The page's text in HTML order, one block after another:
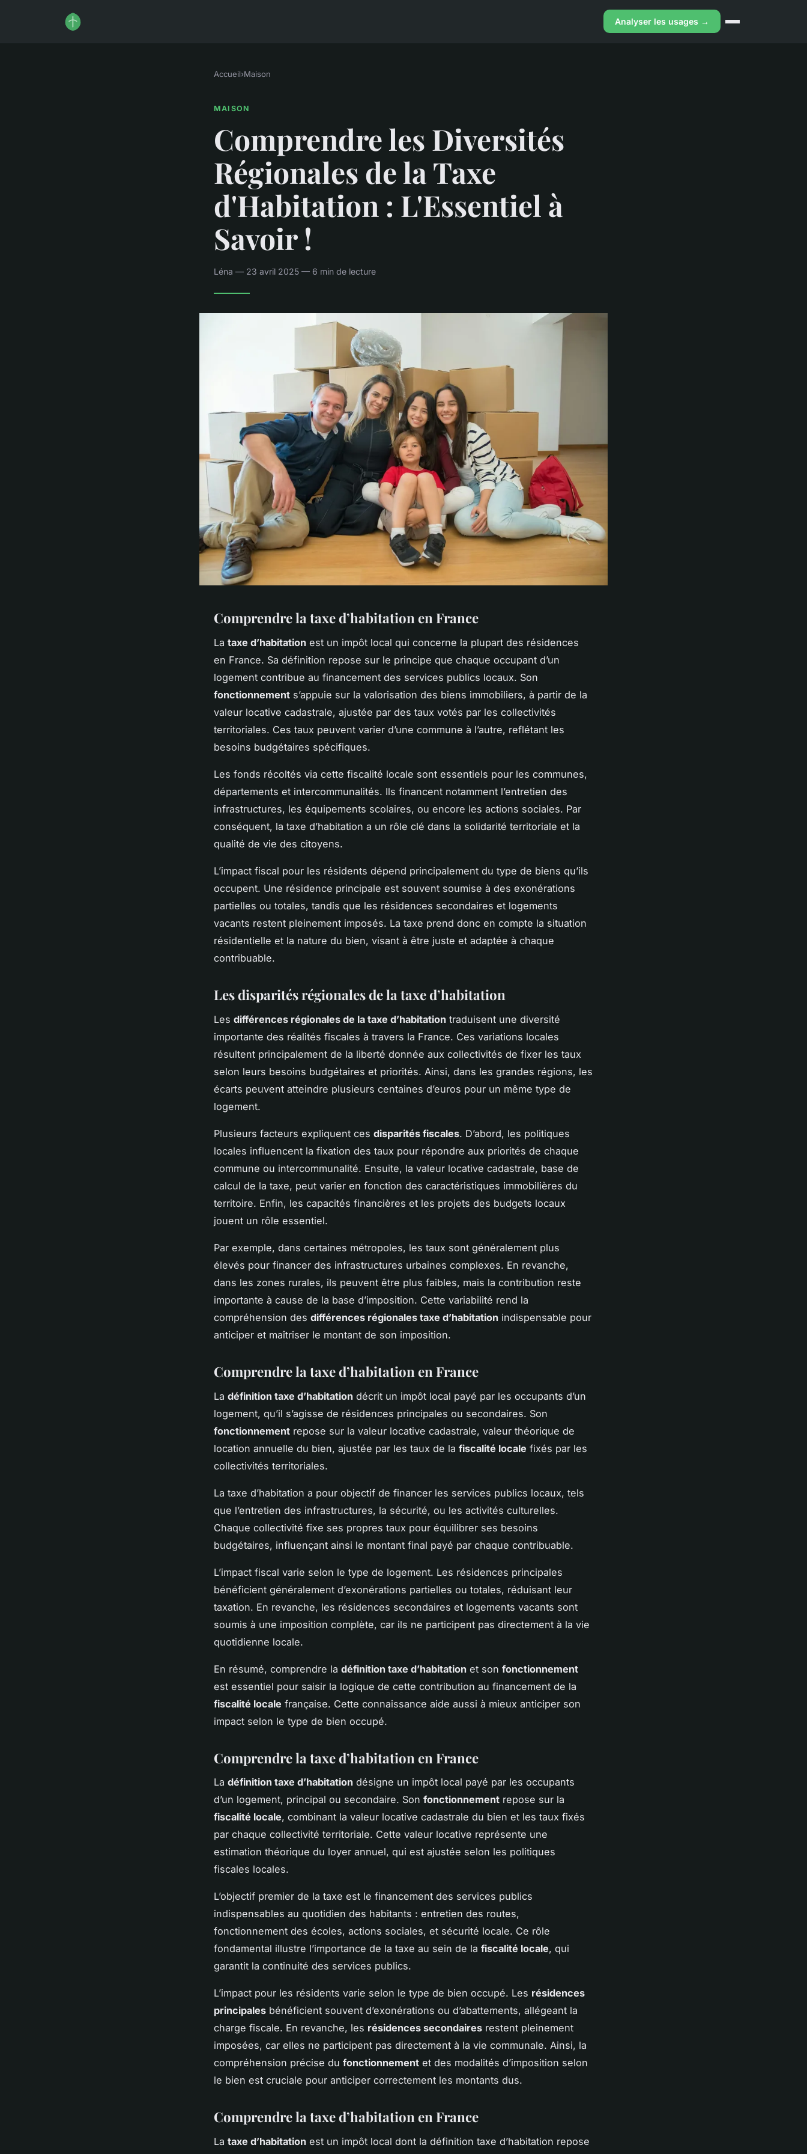
Analyser les usages →
Accueil›Maison
MAISON
Comprendre les Diversités
Régionales de la Taxe
d'Habitation : L'Essentiel à
Savoir !
Léna — 23 avril 2025 — 6 min de lecture
Comprendre la taxe d’habitation en France
La taxe d’habitation est un impôt local qui concerne la plupart des résidences
en France. Sa définition repose sur le principe que chaque occupant d’un
logement contribue au financement des services publics locaux. Son
fonctionnement s’appuie sur la valorisation des biens immobiliers, à partir de la
valeur locative cadastrale, ajustée par des taux votés par les collectivités
territoriales. Ces taux peuvent varier d’une commune à l’autre, reflétant les
besoins budgétaires spécifiques.
Les fonds récoltés via cette fiscalité locale sont essentiels pour les communes,
départements et intercommunalités. Ils financent notamment l’entretien des
infrastructures, les équipements scolaires, ou encore les actions sociales. Par
conséquent, la taxe d’habitation a un rôle clé dans la solidarité territoriale et la
qualité de vie des citoyens.
L’impact fiscal pour les résidents dépend principalement du type de biens qu’ils
occupent. Une résidence principale est souvent soumise à des exonérations
partielles ou totales, tandis que les résidences secondaires et logements
vacants restent pleinement imposés. La taxe prend donc en compte la situation
résidentielle et la nature du bien, visant à être juste et adaptée à chaque
contribuable.
Les disparités régionales de la taxe d’habitation
Les différences régionales de la taxe d’habitation traduisent une diversité
importante des réalités fiscales à travers la France. Ces variations locales
résultent principalement de la liberté donnée aux collectivités de fixer les taux
selon leurs besoins budgétaires et priorités. Ainsi, dans les grandes régions, les
écarts peuvent atteindre plusieurs centaines d’euros pour un même type de
logement.
Plusieurs facteurs expliquent ces disparités fiscales. D’abord, les politiques
locales influencent la fixation des taux pour répondre aux priorités de chaque
commune ou intercommunalité. Ensuite, la valeur locative cadastrale, base de
calcul de la taxe, peut varier en fonction des caractéristiques immobilières du
territoire. Enfin, les capacités financières et les projets des budgets locaux
jouent un rôle essentiel.
Par exemple, dans certaines métropoles, les taux sont généralement plus
élevés pour financer des infrastructures urbaines complexes. En revanche,
dans les zones rurales, ils peuvent être plus faibles, mais la contribution reste
importante à cause de la base d’imposition. Cette variabilité rend la
compréhension des différences régionales taxe d’habitation indispensable pour
anticiper et maîtriser le montant de son imposition.
Comprendre la taxe d’habitation en France
La définition taxe d’habitation décrit un impôt local payé par les occupants d’un
logement, qu’il s’agisse de résidences principales ou secondaires. Son
fonctionnement repose sur la valeur locative cadastrale, valeur théorique de
location annuelle du bien, ajustée par les taux de la fiscalité locale fixés par les
collectivités territoriales.
La taxe d’habitation a pour objectif de financer les services publics locaux, tels
que l’entretien des infrastructures, la sécurité, ou les activités culturelles.
Chaque collectivité fixe ses propres taux pour équilibrer ses besoins
budgétaires, influençant ainsi le montant final payé par chaque contribuable.
L’impact fiscal varie selon le type de logement. Les résidences principales
bénéficient généralement d’exonérations partielles ou totales, réduisant leur
taxation. En revanche, les résidences secondaires et logements vacants sont
soumis à une imposition complète, car ils ne participent pas directement à la vie
quotidienne locale.
En résumé, comprendre la définition taxe d’habitation et son fonctionnement
est essentiel pour saisir la logique de cette contribution au financement de la
fiscalité locale française. Cette connaissance aide aussi à mieux anticiper son
impact selon le type de bien occupé.
Comprendre la taxe d’habitation en France
La définition taxe d’habitation désigne un impôt local payé par les occupants
d’un logement, principal ou secondaire. Son fonctionnement repose sur la
fiscalité locale, combinant la valeur locative cadastrale du bien et les taux fixés
par chaque collectivité territoriale. Cette valeur locative représente une
estimation théorique du loyer annuel, qui est ajustée selon les politiques
fiscales locales.
L’objectif premier de la taxe est le financement des services publics
indispensables au quotidien des habitants : entretien des routes,
fonctionnement des écoles, actions sociales, et sécurité locale. Ce rôle
fondamental illustre l’importance de la taxe au sein de la fiscalité locale, qui
garantit la continuité des services publics.
L’impact pour les résidents varie selon le type de bien occupé. Les résidences
principales bénéficient souvent d’exonérations ou d’abattements, allégeant la
charge fiscale. En revanche, les résidences secondaires restent pleinement
imposées, car elles ne participent pas directement à la vie communale. Ainsi, la
compréhension précise du fonctionnement et des modalités d’imposition selon
le bien est cruciale pour anticiper correctement les montants dus.
Comprendre la taxe d’habitation en France
La taxe d’habitation est un impôt local dont la définition taxe d’habitation repose